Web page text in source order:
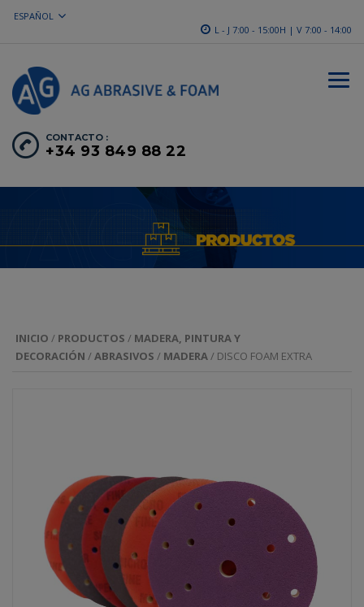
ESPAÑOL
L - J 7:00 - 15:00H | V 7:00 - 14:00
CONTACTO :
+34 93 849 88 22
INICIO / PRODUCTOS / MADERA, PINTURA Y
DECORACIÓN /ABRASIVOS / MADERA / DISCO FOAM EXTRA